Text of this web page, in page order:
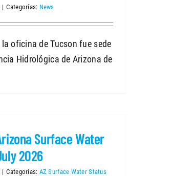
| Categorías: News
oficina de Tucson fue sede
Hidrológica de Arizona de
Surface Water
2026
| Categorías: AZ Surface Water Status